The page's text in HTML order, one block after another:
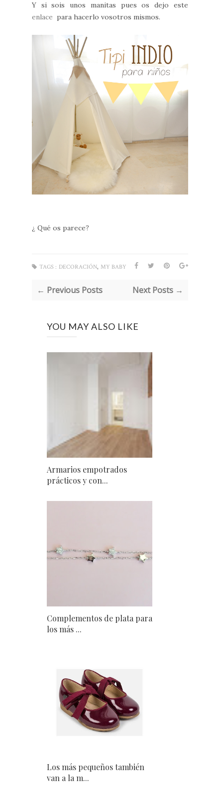
Y si sois unos manitas pues os dejo este
enlace para hacerlo vosotros mismos.
¿ Qué os parece?
TAGS : DECORACIÓN, MY BABY
← Previous Posts Next Posts →
YOU MAY ALSO LIKE
Armarios empotrados
prácticos y con...
Complementos de plata para
los más ...
Los más pequeños también
van a la m...